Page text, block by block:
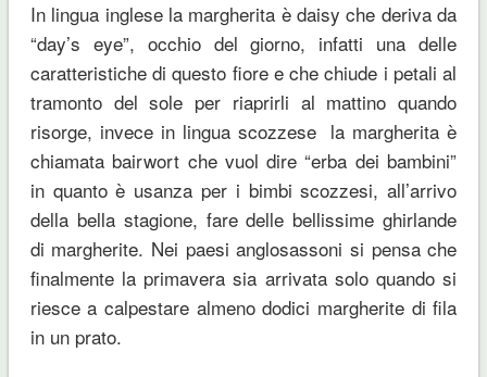
In lingua inglese la margherita è daisy che deriva da
“day’s eye”, occhio del giorno, infatti una delle
caratteristiche di questo fiore e che chiude i petali al
tramonto del sole per riaprirli al mattino quando
risorge, invece in lingua scozzese la margherita è
chiamata bairwort che vuol dire “erba dei bambini”
in quanto è usanza per i bimbi scozzesi, all’arrivo
della bella stagione, fare delle bellissime ghirlande
di margherite. Nei paesi anglosassoni si pensa che
finalmente la primavera sia arrivata solo quando si
riesce a calpestare almeno dodici margherite di fila
in un prato.